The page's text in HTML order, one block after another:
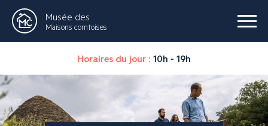
Musée des
Maisons comtoises
Horaires du jour : 10h - 19h